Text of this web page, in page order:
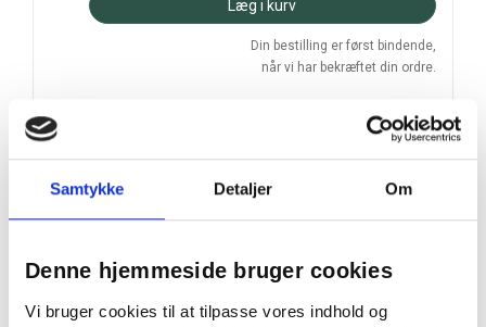
Samtykke Detaljer Om
Denne hjemmeside bruger cookies
Vi bruger cookies til at tilpasse vores indhold og
Læg i kurv
Din bestilling er først bindende,
når vi har bekræftet din ordre.
Prismatch
Handelsbetingelser